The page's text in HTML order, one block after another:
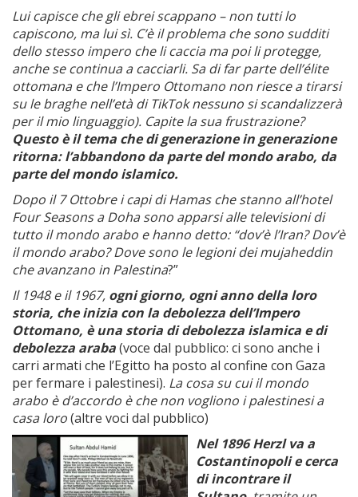
Lui capisce che gli ebrei scappano – non tutti lo
capiscono, ma lui sì. C’è il problema che sono sudditi
dello stesso impero che li caccia ma poi li protegge,
anche se continua a cacciarli. Sa di far parte dell’élite
ottomana e che l’Impero Ottomano non riesce a tirarsi
su le braghe nell’età di TikTok nessuno si scandalizzerà
per il mio linguaggio). Capite la sua frustrazione?
Questo è il tema che di generazione in generazione
ritorna: l’abbandono da parte del mondo arabo, da
parte del mondo islamico.
Dopo il 7 Ottobre i capi di Hamas che stanno all’hotel
Four Seasons a Doha sono apparsi alle televisioni di
tutto il mondo arabo e hanno detto: “dov’è l’Iran? Dov’è
il mondo arabo? Dove sono le legioni dei mujaheddin
che avanzano in Palestina?”
Il 1948 e il 1967, ogni giorno, ogni anno della loro
storia, che inizia con la debolezza dell’Impero
Ottomano, è una storia di debolezza islamica e di
debolezza araba(voce dal pubblico: ci sono anche i
carri armati che l’Egitto ha posto al confine con Gaza
per fermare i palestinesi). La cosa su cui il mondo
arabo è d’accordo è che non vogliono i palestinesi a
casa loro(altre voci dal pubblico)
Nel 1896 Herzl va a
Costantinopoli e cerca
di incontrare il